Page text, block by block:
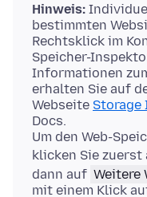
Hinweis:
bestimmten
Rechtsklick im
Speicher-
Informationen
erhalten Sie auf
Webseite Storage
Docs.
Um den Web-
klicken Sie
dann auf Weitere
mit einem Klick